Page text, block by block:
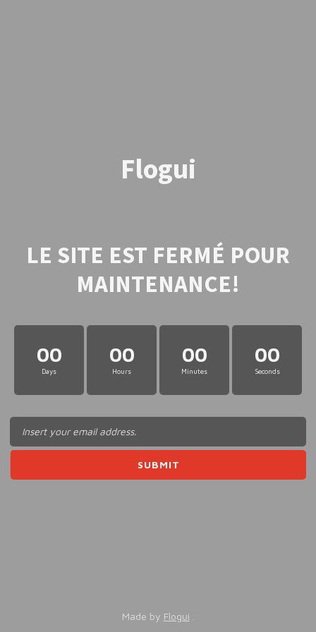
Flogui
LE SITE EST FERMÉ POUR
MAINTENANCE!
00
Days
00
Hours
00
Minutes
00
Seconds
Made by Flogui